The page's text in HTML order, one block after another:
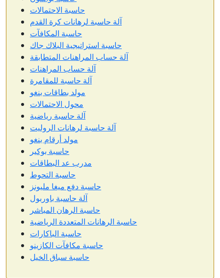
حاسبة الاحتمالات
آلة حاسبة لرهانات كرة القدم
حاسبة المكافآت
حاسبة استراتيجية البلاك جاك
آلة حساب المراهنات المتطابقة
آلة حساب المراهنات
آلة حاسبة للمقامرة
مولد بطاقات بنغو
محول الاحتمالات
آلة حاسبة رياضية
آلة حاسبة لرهانات الروليت
مولد أرقام بنغو
حاسبة بوكير
مدرب عد البطاقات
حاسبة التحوط
حاسبة دفع ميغا مليونز
آلة حاسبة باوربول
حاسبة الرهان المباشر
حاسبة الرهانات المتعددة الرياضية
حاسبة الباكارات
حاسبة مكافآت الكازينو
حاسبة سباق الخيل